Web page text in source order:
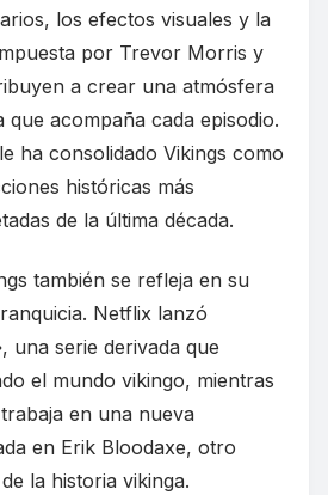
los efectos visuales y la
por Trevor Morris y
a crear una atmósfera
acompaña cada episodio.
ha consolidado Vikings como
históricas más
de la última década.
también se refleja en su
Netflix lanzó
una serie derivada que
el mundo vikingo, mientras
en una nueva
en Erik Bloodaxe, otro
la historia vikinga.